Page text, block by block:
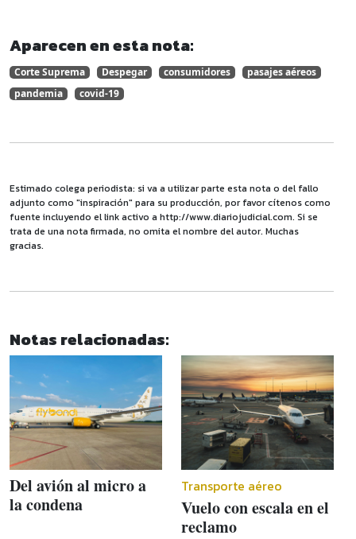
Aparecen en esta nota:
Corte Suprema Despegar consumidores
pasajes aéreos
pandemia
covid-19
Estimado colega periodista: si va a utilizar parte esta nota o del fallo
adjunto como "inspiración" para su producción, por favor cítenos como
fuente incluyendo el link activo a http://www.diariojudicial.com. Si se
trata de una nota firmada, no omita el nombre del autor. Muchas
gracias.
Notas relacionadas:
Del avión al micro a
la condena
Transporte aéreo
Vuelo con escala en el
reclamo